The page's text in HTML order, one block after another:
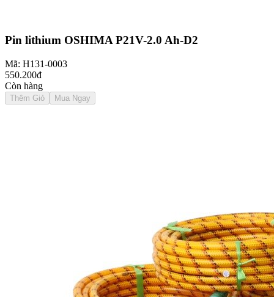
Pin lithium OSHIMA P21V-2.0 Ah-D2
Mã: H131-0003
550.200đ
Còn hàng
Thêm Giỏ Mua Ngay